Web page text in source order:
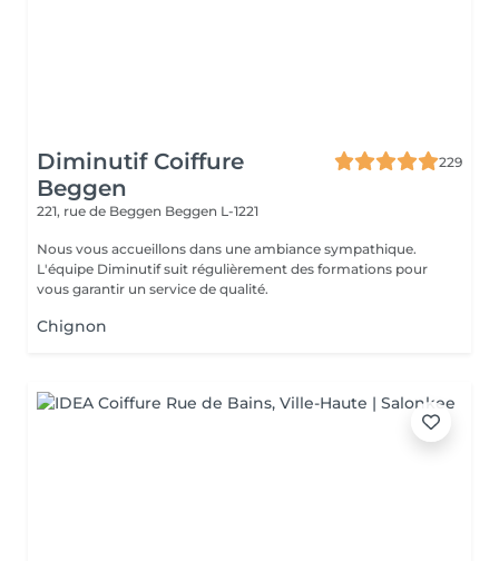
Diminutif Coiffure
Beggen
229
221, rue de Beggen Beggen L-1221
Nous vous accueillons dans une ambiance sympathique.
L'équipe Diminutif suit régulièrement des formations pour
vous garantir un service de qualité.
Chignon